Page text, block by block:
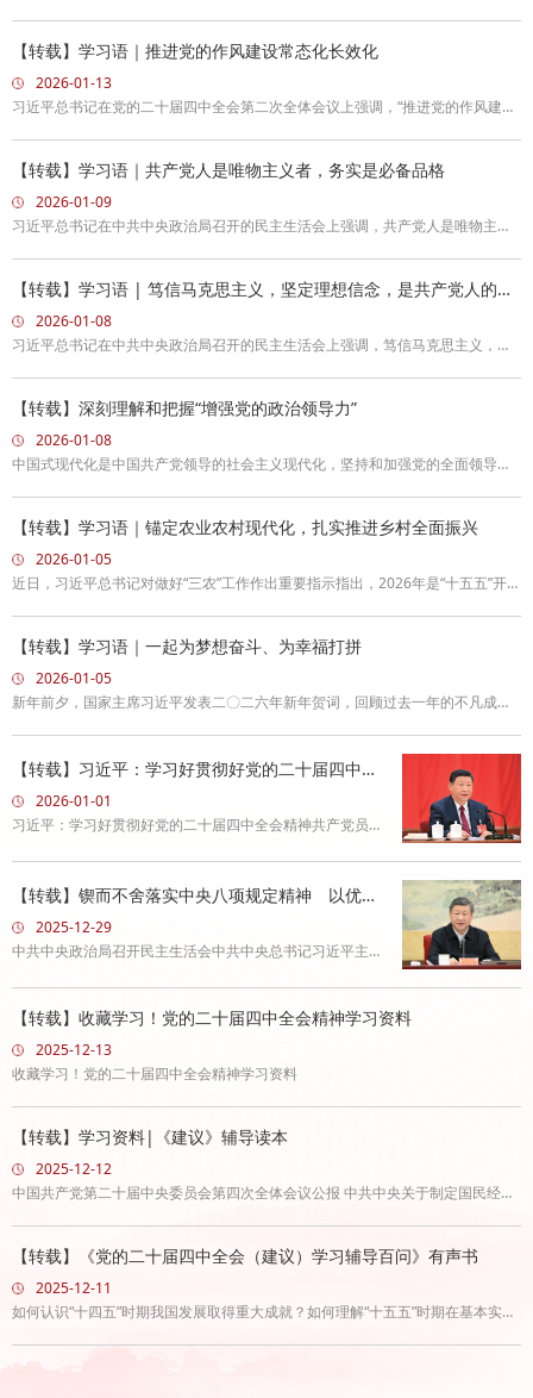
【转载】学习语｜推进党的作风建设常态化长效化
2026-01-13
习近平总书记在党的二十届四中全会第二次全体会议上强调，“推进党的作风建设
常态化长效化”。党的十八大以来，习近平总书记围绕新形势下作风建设抓什么、
怎么抓作出一系列重要论述，深化了我们党对作风建设的规律性认识，为不断推
进作风建设常态化长效化提供了根本遵循。今天，党建网梳理了习近平总书记的
部分相关重要论述，与您一起学习领悟。
【转载】学习语｜共产党人是唯物主义者，务实是必备品格
2026-01-09
习近平总书记在中共中央政治局召开的民主生活会上强调，共产党人是唯物主义
者，务实是必备品格。党的十八大以来，习近平总书记多次就坚持实事求是的思
想路线作出重要论述、提出明确要求，引领全党大力弘扬求真务实之风，推动形
成重实干、求实效的浓厚氛围。今天，党建网梳理了习近平总书记的部分相关重
要论述，邀您一同学习领会。任何伟大的事业，都始于梦想而成于实干实干方能
【转载】学习语 | 笃信马克思主义，坚定理想信念，是共产党人的立
身之本2026-01-08
习近平总书记在中共中央政治局召开的民主生活会上强调，笃信马克思主义，坚
定理想信念，是共产党人的立身之本。党的十八大以来，习近平总书记多次强调
要自觉做党的创新理论的笃信笃行者，不断筑牢信仰之基、补足精神之钙、把稳
思想之舵。
【转载】深刻理解和把握“增强党的政治领导力”
2026-01-08
中国式现代化是中国共产党领导的社会主义现代化，坚持和加强党的全面领导是
推进中国式现代化的根本保证。《中共中央关于制定国民经济和社会发展第十五
个五年规划的建议》（以下简称《建议》）指出：“坚持以党的自我革命引领社会
革命，持之以恒推进全面从严治党，增强党的政治领导力、思想引领力、群众组
织力、社会号召力，提高党领导经济社会发展能力和水平，为推进中国式现代化
【转载】学习语｜锚定农业农村现代化，扎实推进乡村全面振兴
2026-01-05
近日，习近平总书记对做好“三农”工作作出重要指示指出，2026年是“十五五”开局
之年，做好“三农”工作至关重要。党的十八大以来，习近平总书记关于“三农”工作
发表一系列重要讲话，作出一系列重要指示，为做好新时代新征程“三农”工作指明
了方向、提供了遵循。今天，党建网梳理了习近平总书记的部分相关重要论述，
与您一同学习领会。把加快建设农业强国摆上建设社会主义现代化强国的重要位
【转载】学习语｜一起为梦想奋斗、为幸福打拼
2026-01-05
新年前夕，国家主席习近平发表二〇二六年新年贺词，回顾过去一年的不凡成
就，致敬每一位辛勤的奋斗者，勉励大家“一起为梦想奋斗、为幸福打拼，把宏伟
愿景变成美好现实”，这既是温暖人心的深情致意，更是催人奋进的殷切期望。今
天，党建网梳理了习近平总书记的部分相关重要论述，与您一同学习领会。幸福
生活都是奋斗出来的，共同富裕要靠勤劳智慧来创造幸福生活都是奋斗出来的，
【转载】习近平：学习好贯彻好党的二十届四中全
会精神2026-01-01
习近平：学习好贯彻好党的二十届四中全会精神共产党员网
和任务，审议通过了《中共中央关于制定国民经济和社会发
展第十五个五年规划的建议》，圆满完成各项议程。全会通
五”时期经济社会发展的纲领性文
【转载】锲而不舍落实中央八项规定精神 以优良
作风凝心聚力真抓实干 中共中央总书记习近平主
持会议并发表重要..
2025-12-29
中共中央政治局召开民主生活会中共中央总书记习近平主持
共中央政治局召开民主生活会强调锲而不舍落实中央八项规
主持会议并发表重要讲话12月25日至26日，中共中央政治局
央政治局于12
【转载】收藏学习！党的二十届四中全会精神学习资料
2025-12-13
收藏学习！党的二十届四中全会精神学习资料
【转载】学习资料|《建议》辅导读本
2025-12-12
中国共产党第二十届中央委员会第四次全体会议公报 中共中央关于制定国民经济
和社会发展第十五个五年规划的建议 习近平：关于《中共中央关于制定国民经济
和社会发展第十五个五年规划的建议》的说明
【转载】《党的二十届四中全会（建议）学习辅导百问》有声书
2025-12-11
如何认识“十四五”时期我国发展取得重大成就？如何理解“十五五”时期在基本实现
社会主义现代化进程中的重要地位？